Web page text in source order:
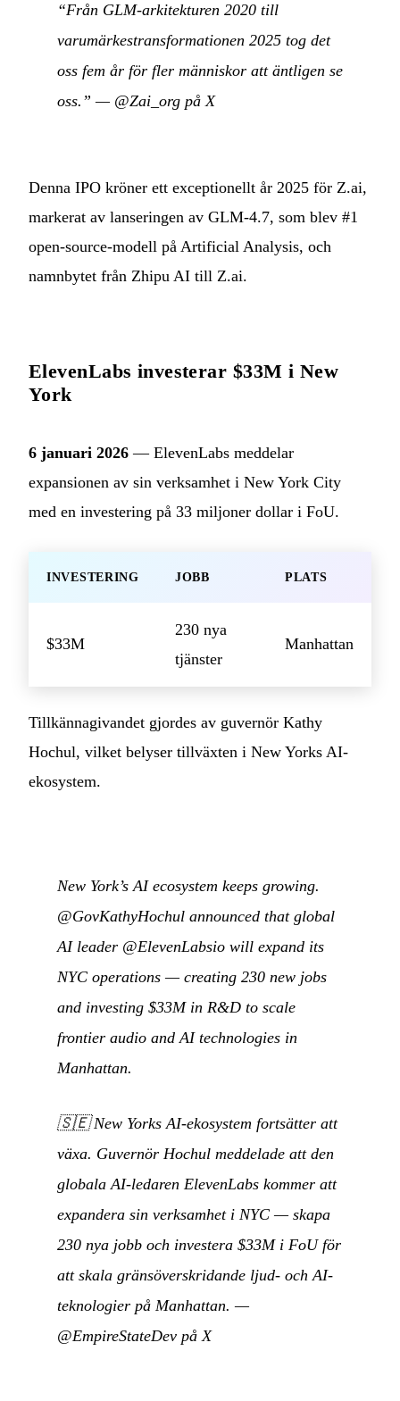
“Från GLM-arkitekturen 2020 till
varumärkestransformationen 2025 tog det
oss fem år för fler människor att äntligen se
oss.” — @Zai_org på X
Denna IPO kröner ett exceptionellt år 2025 för Z.ai,
markerat av lanseringen av GLM-4.7, som blev #1
open-source-modell på Artificial Analysis, och
namnbytet från Zhipu AI till Z.ai.
ElevenLabs investerar $33M i New
York
6 januari 2026 — ElevenLabs meddelar
expansionen av sin verksamhet i New York City
med en investering på 33 miljoner dollar i FoU.
INVESTERING JOBB PLATS
$33M
230 nya
tjänster
Manhattan
Tillkännagivandet gjordes av guvernör Kathy
Hochul, vilket belyser tillväxten i New Yorks AI-
ekosystem.
New York’s AI ecosystem keeps growing.
@GovKathyHochul announced that global
AI leader @ElevenLabsio will expand its
NYC operations — creating 230 new jobs
and investing $33M in R&D to scale
frontier audio and AI technologies in
Manhattan.
🇸🇪New Yorks AI-ekosystem fortsätter att
växa. Guvernör Hochul meddelade att den
globala AI-ledaren ElevenLabs kommer att
expandera sin verksamhet i NYC — skapa
230 nya jobb och investera $33M i FoU för
att skala gränsöverskridande ljud- och AI-
teknologier på Manhattan. —
@EmpireStateDev på X